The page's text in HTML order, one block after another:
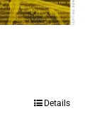
Details